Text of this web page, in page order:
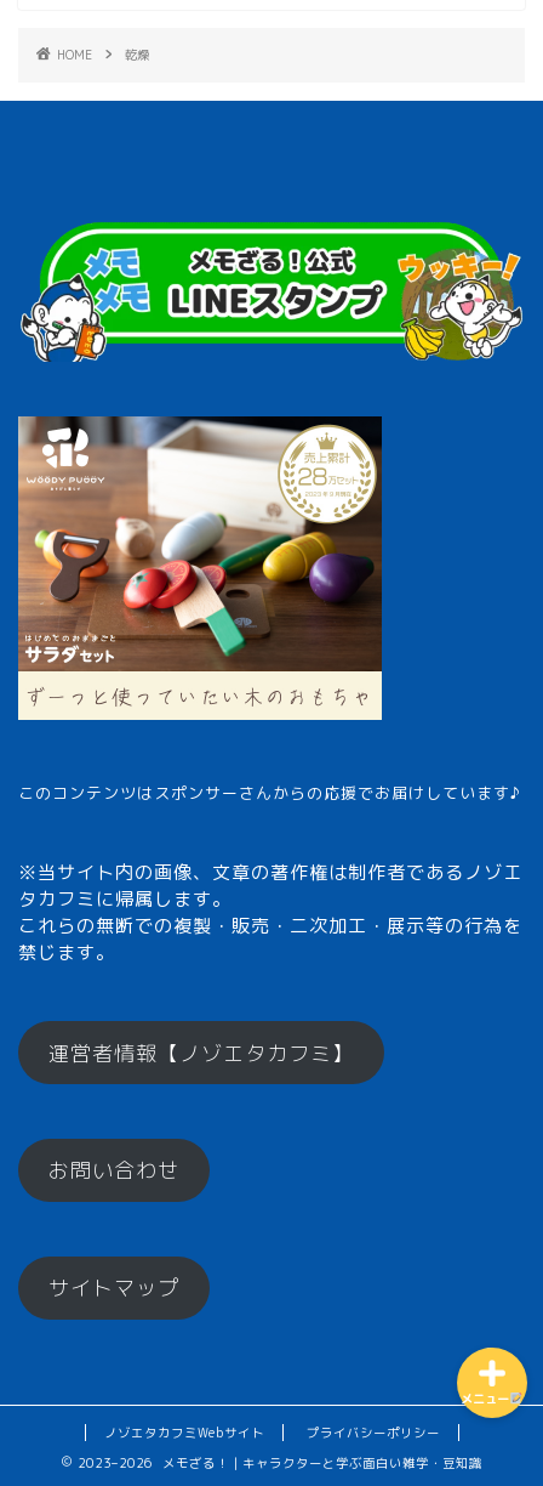
HOME 乾燥
このコンテンツはスポンサーさんからの応援でお届けしています♪
※当サイト内の画像、文章の著作権は制作者であるノゾエ
タカフミに帰属します。
これらの無断での複製・販売・二次加工・展示等の行為を
禁じます。
運営者情報【ノゾエタカフミ】
お問い合わせ
サイトマップ
ノゾエタカフミWebサイト
プライバシーポリシー
2023–2026 メモざる！｜キャラクターと学ぶ面白い雑学・豆知識
メニュー
メモざるとは？